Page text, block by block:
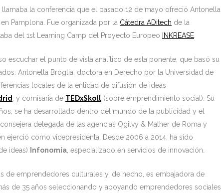
llamaba la conferencia que el pasado 12 de mayo ofreció Antonella
Pamplona. Fue organizada por la Cátedra ADitech de la
del 1st Learning Camp del Proyecto Europeo INKREASE
escuchar el punto de vista analítico de esta ponente, que basó su
Antonella Broglia, doctora en Derecho por la Universidad de
locales de la entidad de difusión de ideas
, y comisaria de TEDxSkoll (sobre emprendimiento social). Su
se ha desarrollado dentro del mundo de la publicidad y el
delegada de las agencias Ogilvy & Mather de Roma y
ejerció como vicepresidenta. Desde 2006 a 2014, ha sido
ideas)
Infonomía , especializado en servicios de innovación.
de emprendedores culturales y, de hecho, es embajadora de
de 35 años seleccionando y apoyando emprendedores sociales